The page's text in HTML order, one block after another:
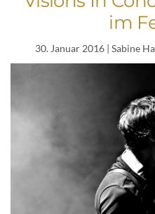
im
30. Januar 2016| Sabine